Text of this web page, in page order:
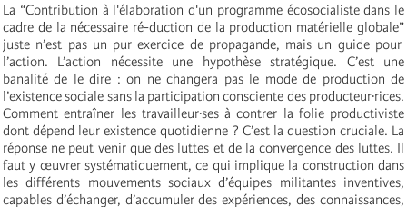
La “Contribution à l'élaboration d'un programme écosocialiste dans le
cadre de la nécessaire ré-duction de la production matérielle globale”
juste n’est pas un pur exercice de propagande, mais un guide pour
l’action. L’action nécessite une hypothèse stratégique. C’est une
banalité de le dire : on ne changera pas le mode de production de
l’existence sociale sans la participation consciente des producteur·rices.
Comment entraîner les travailleur·ses à contrer la folie productiviste
dont dépend leur existence quotidienne ? C’est la question cruciale. La
réponse ne peut venir que des luttes et de la convergence des luttes. Il
faut y œuvrer systématiquement, ce qui implique la construction dans
les différents mouvements sociaux d’équipes militantes inventives,
capables d’échanger, d’accumuler des expériences, des connaissances,